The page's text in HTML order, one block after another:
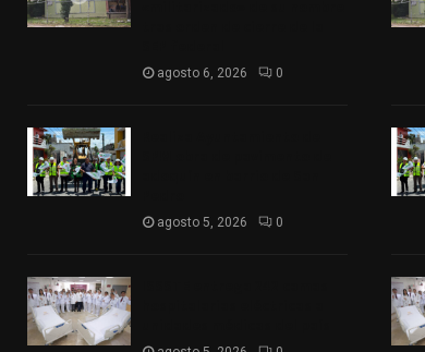
agosto 6, 2026 0
agosto 5, 2026 0